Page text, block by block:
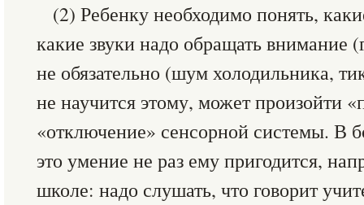
(2) Ребенку необходимо понять,
какие звуки надо обращать внимание
не обязательно (шум холодильника,
не научится этому, может произойти
«отключение» сенсорной системы. В
это умение не раз ему пригодится,
школе: надо слушать, что говорит